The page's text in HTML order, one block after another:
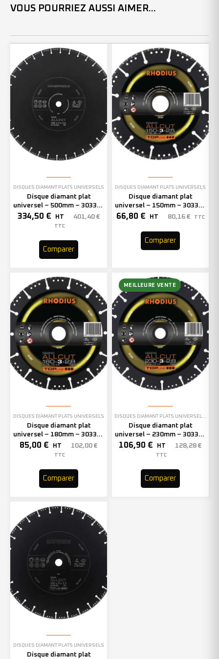
VOUS POURRIEZ AUSSI AIMER...
DISQUES DIAMANT PLATS UNIVERSELS
Disque diamant plat
universel – 500mm – 303370
(x1)
334,50 € HT 401,40 €
TTC
Comparer
DISQUES DIAMANT PLATS UNIVERSELS
Disque diamant plat
universel – 150mm – 303389
(x1)
66,80 € HT 80,16 € TTC
Comparer
DISQUES DIAMANT PLATS UNIVERSELS
Disque diamant plat
universel – 180mm – 303390
(x1)
85,00 € HT 102,00 €
TTC
Comparer
MEILLEURE VENTE
DISQUES DIAMANT PLATS UNIVERSELS,
Disque diamant plat
universel – 230mm – 303391
(x1)
106,90 € HT 128,28 €
TTC
Comparer
DISQUES DIAMANT PLATS UNIVERSELS
Disque diamant plat